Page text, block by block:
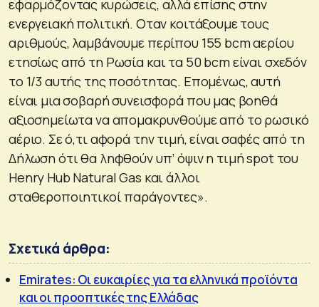
εφαρμόζοντας κυρώσεις, αλλά επίσης στην
ενεργειακή πολιτική. Οταν κοιτάξουμε τους
αριθμούς, λαμβάνουμε περίπου 155 bcm αερίου
ετησίως από τη Ρωσία και τα 50 bcm είναι σχεδόν
το 1/3 αυτής της ποσότητας. Επομένως, αυτή
είναι μια σοβαρή συνεισφορά που μας βοηθά
αξιοσημείωτα να απομακρυνθούμε από το ρωσικό
αέριο. Σε ό,τι αφορά την τιμή, είναι σαφές από τη
Δήλωση ότι θα ληφθούν υπ’ όψιν η τιμή spot του
Henry Hub Natural Gas και άλλοι
σταθεροποιητικοί παράγοντες».
Σχετικά άρθρα:
Emirates: Οι ευκαιρίες για τα ελληνικά προϊόντα
και οι προοπτικές της Ελλάδας